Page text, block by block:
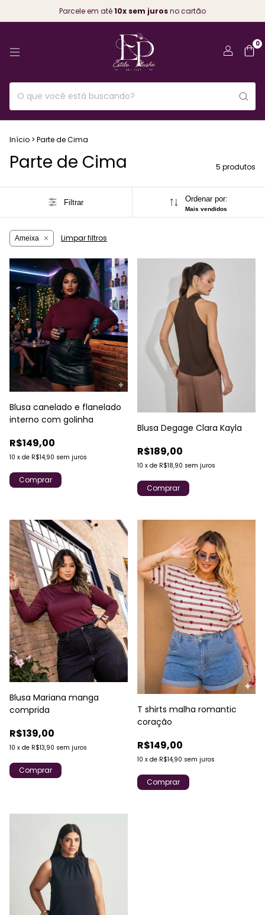
Parcele em até10x sem jurosno cartão
0
Início > Parte de Cima
Parte de Cima 5 produtos
Filtrar Ordenar por:
Mais vendidos
Ameixa Limpar filtros
Blusa canelado e flanelado
interno com golinha
R$149,00
10 x de R$14,90 sem juros
Comprar
Blusa Degage Clara Kayla
R$189,00
10 x de R$18,90 sem juros
Comprar
Blusa Mariana manga
comprida
R$139,00
10 x de R$13,90 sem juros
Comprar
T shirts malha romantic
coração
R$149,00
10 x de R$14,90 sem juros
Comprar